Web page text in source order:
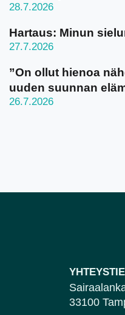
28.7.2026
Hartaus: Minun
27.7.2026
”On ollut hienoa
uuden suunnan
26.7.2026
33100